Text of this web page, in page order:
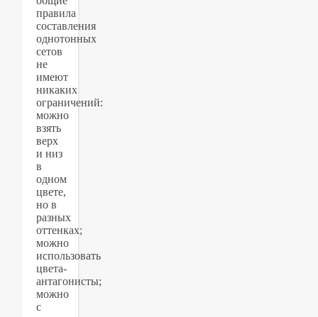
правила
составления
однотонных
сетов
не
имеют
никаких
ограничений:
можно
взять
верх
и низ
в
одном
цвете,
но в
разных
оттенках;
можно
использовать
цвета-
антагонисты;
можно
с